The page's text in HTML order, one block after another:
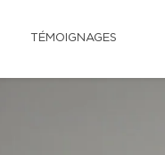
TÉMOIGNAGES